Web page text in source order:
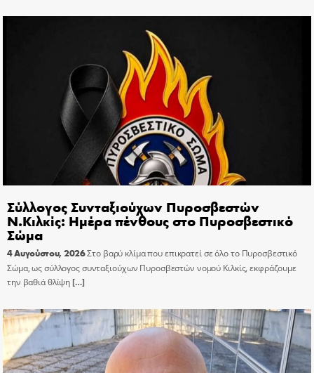
Σύλλογος Συνταξιούχων Πυροσβεστών
Ν.Κιλκίς: Ημέρα πένθους στο Πυροσβεστικό
Σώμα
4 Αυγούστου, 2026Στο βαρύ κλίμα που επικρατεί σε όλο το Πυροσβεστικό
Σώμα, ως σύλλογος συνταξιούχων Πυροσβεστών νομού Κιλκίς, εκφράζουμε
την βαθιά θλίψη[…]